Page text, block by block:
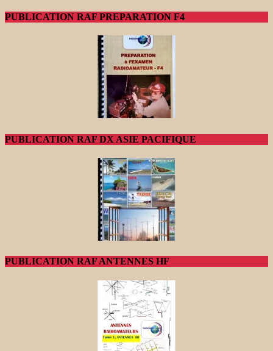
PUBLICATION RAF PREPARATION F4
PUBLICATION RAF DX ASIE PACIFIQUE
PUBLICATION RAF ANTENNES HF